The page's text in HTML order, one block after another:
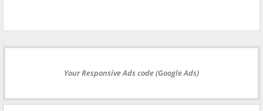
Your Responsive Ads code (Google Ads)